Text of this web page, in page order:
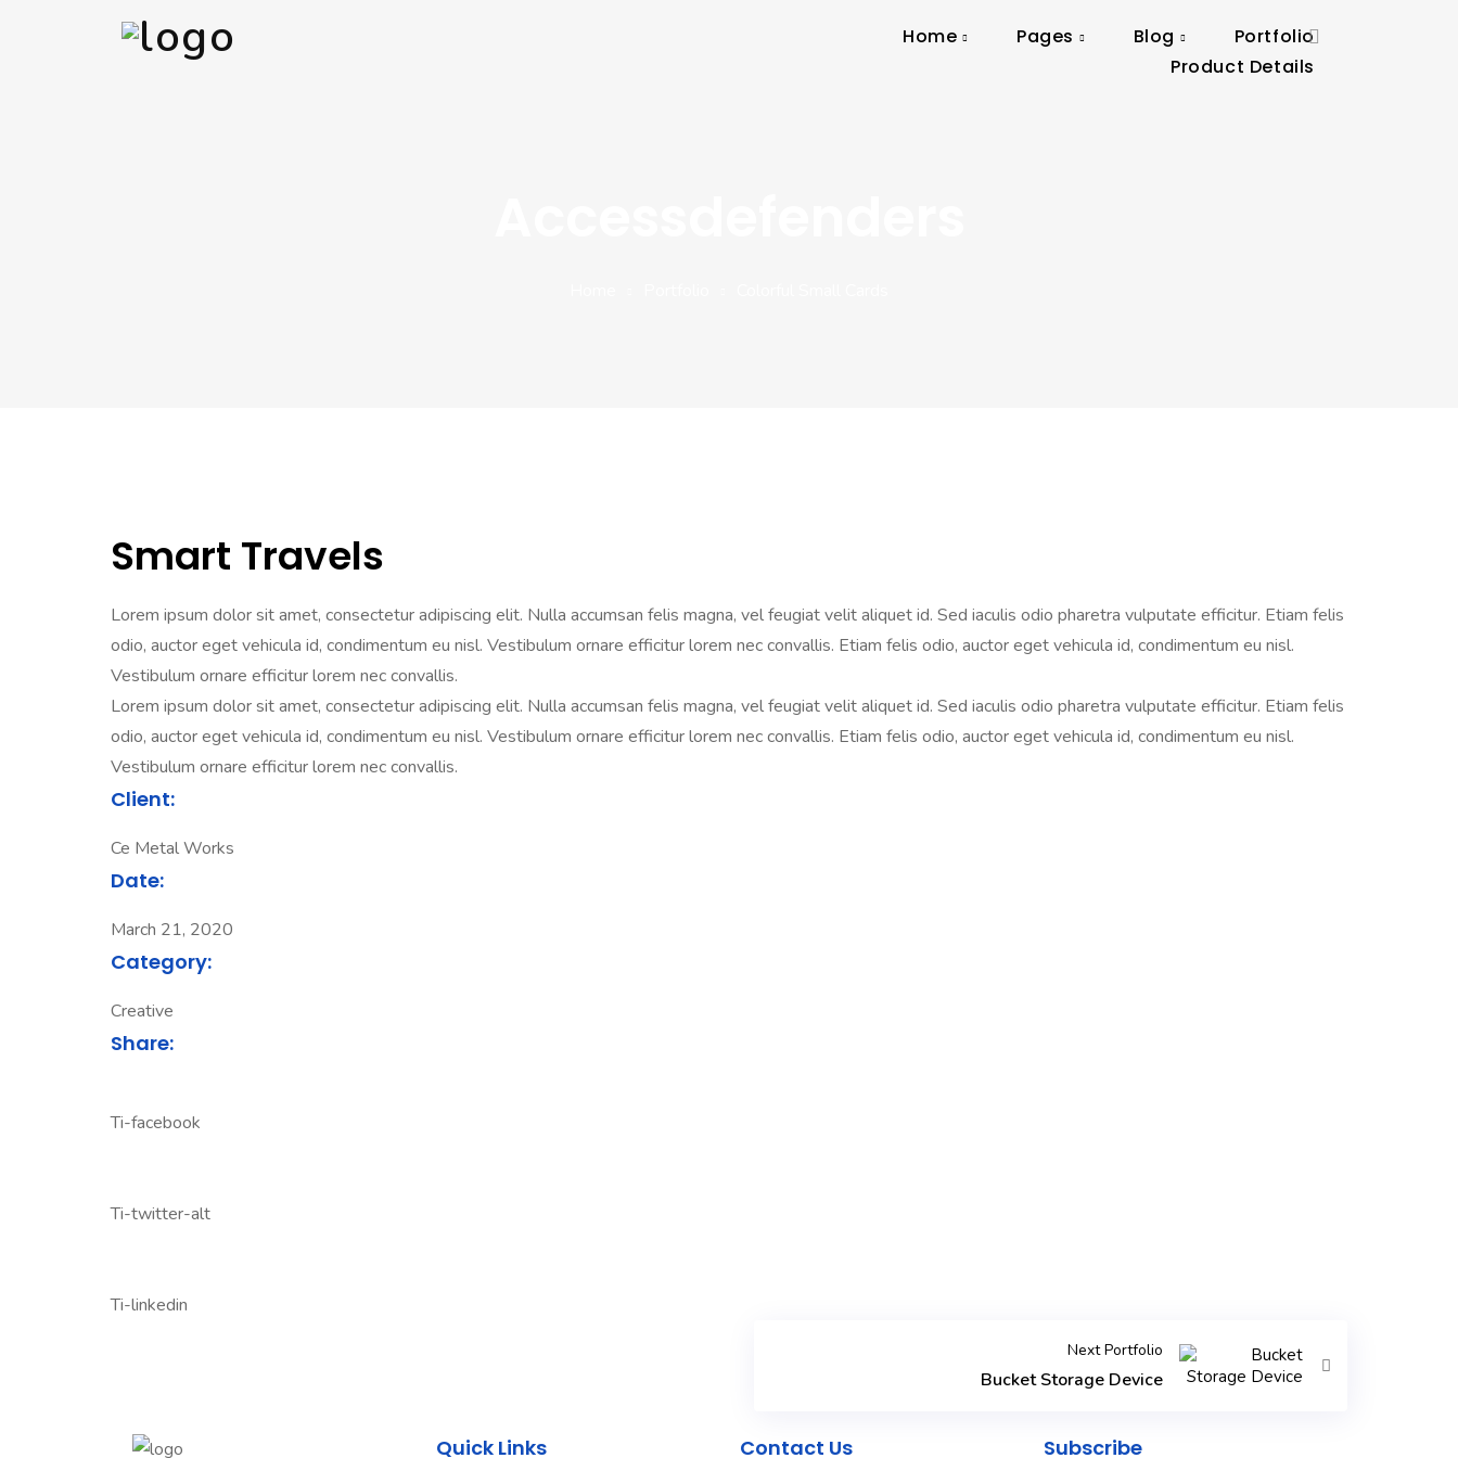
Home Pages Blog
Portfolio
Product Details
Smart Travels
Lorem ipsum dolor sit amet, consectetur adipiscing elit. Nulla accumsan felis magna, vel feugiat velit aliquet id. Sed iaculis odio pharetra vulputate efficitur. Etiam felis
odio, auctor eget vehicula id, condimentum eu nisl. Vestibulum ornare efficitur lorem nec convallis. Etiam felis odio, auctor eget vehicula id, condimentum eu nisl.
Vestibulum ornare efficitur lorem nec convallis.
Lorem ipsum dolor sit amet, consectetur adipiscing elit. Nulla accumsan felis magna, vel feugiat velit aliquet id. Sed iaculis odio pharetra vulputate efficitur. Etiam felis
odio, auctor eget vehicula id, condimentum eu nisl. Vestibulum ornare efficitur lorem nec convallis. Etiam felis odio, auctor eget vehicula id, condimentum eu nisl.
Vestibulum ornare efficitur lorem nec convallis.
Client:
Ce Metal Works
Date:
March 21, 2020
Category:
Creative
Share:
Ti-facebook
Ti-twitter-alt
Ti-linkedin
Next Portfolio
Bucket Storage Device
Quick Links Contact Us Subscribe